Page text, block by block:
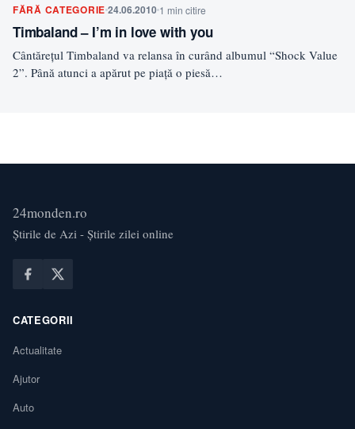
FĂRĂ CATEGORIE24.06.2010 1 min citire
Timbaland – I’m in love with you
Cântăreţul Timbaland va relansa în curând albumul “Shock Value
2”. Până atunci a apărut pe piaţă o piesă…
24monden.ro
Știrile de Azi - Știrile zilei online
CATEGORII
Actualitate
Ajutor
Auto